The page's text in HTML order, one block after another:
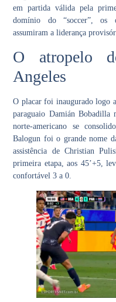
em partida válida pela
domínio do “soccer”, os
assumiram a liderança
O atropelo
Angeles
O placar foi inaugurado logo
paraguaio Damián
norte-americano se
Balogun foi o grande nome
assistência de Christian
primeira etapa, aos 45’+5,
confortável 3 a 0.